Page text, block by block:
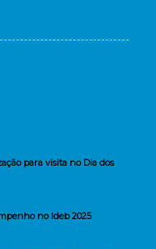
para visita no Dia dos
no Ideb 2025